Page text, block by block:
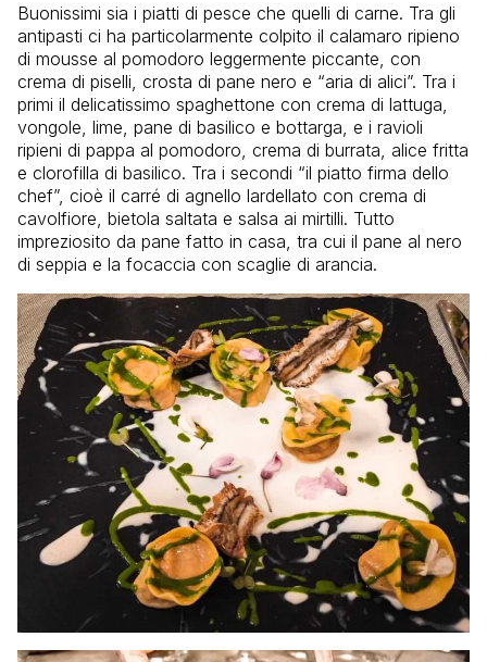
Buonissimi sia i piatti di pesce che quelli di carne. Tra gli
antipasti ci ha particolarmente colpito il calamaro ripieno
di mousse al pomodoro leggermente piccante, con
crema di piselli, crosta di pane nero e “aria di alici”. Tra i
primi il delicatissimo spaghettone con crema di lattuga,
vongole, lime, pane di basilico e bottarga, e i ravioli
ripieni di pappa al pomodoro, crema di burrata, alice fritta
e clorofilla di basilico. Tra i secondi “il piatto firma dello
chef”, cioè il carré di agnello lardellato con crema di
cavolfiore, bietola saltata e salsa ai mirtilli. Tutto
impreziosito da pane fatto in casa, tra cui il pane al nero
di seppia e la focaccia con scaglie di arancia.